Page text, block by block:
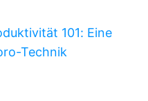
101: Eine
Technik